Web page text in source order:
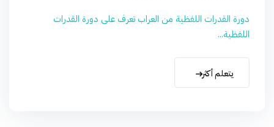
دورة القدرات اللفظية من العراب تعرف على دورة القدرات
اللفظية...
يتعلم أكثر